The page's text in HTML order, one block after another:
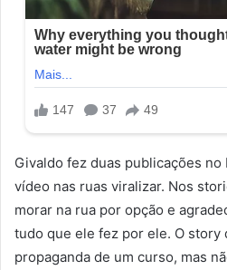
Givaldo fez duas publicações no
vídeo nas ruas viralizar. Nos
morar na rua por opção e
tudo que ele fez por ele. O story
propaganda de um curso, mas